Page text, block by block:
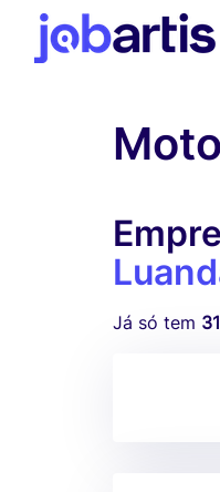
Já só tem 31